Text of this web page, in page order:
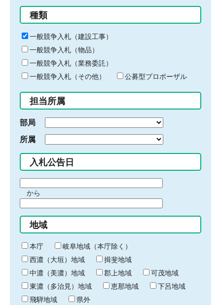
る
キ
ー
ワ
ー
ド
入
力
種類
一般競争入札（建設工事）
一般競争入札（物品）
一般競争入札（業務委託）
一般競争入札（その他）
公募型プロポーザル
担当所属
部局
所属
入札公告日
間
始
り
から
間
終
わ
り
地域
本庁
岐阜地域（本庁除く）
西濃（大垣）地域
揖斐地域
中濃（美濃）地域
郡上地域
可茂地域
東濃（多治見）地域
恵那地域
下呂地域
飛騨地域
県外